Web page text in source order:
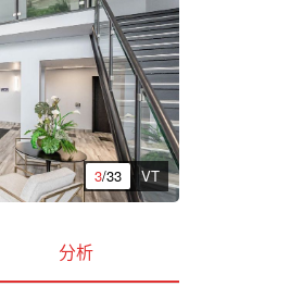
3/33 VT
分析